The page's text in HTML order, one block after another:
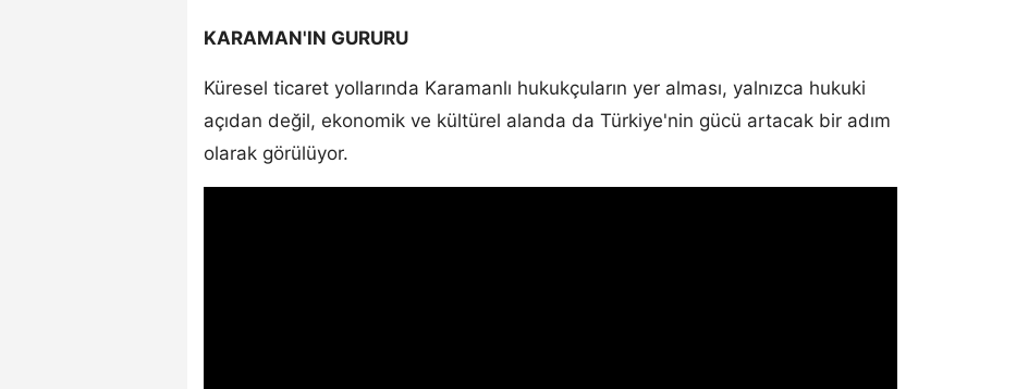
KARAMAN'IN GURURU
Küresel ticaret yollarında Karamanlı hukukçuların yer alması, yalnızca hukuki
açıdan değil, ekonomik ve kültürel alanda da Türkiye'nin gücü artacak bir adım
olarak görülüyor.